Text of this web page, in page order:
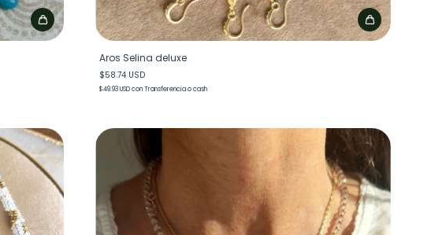
Aros Selina deluxe
$58.74 USD
$49.93 USDcon Transferencia o cash